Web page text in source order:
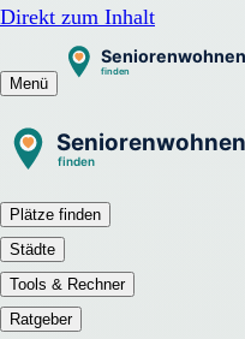
Direkt zum Inhalt
Menü
Plätze finden
Städte
Tools & Rechner
Ratgeber